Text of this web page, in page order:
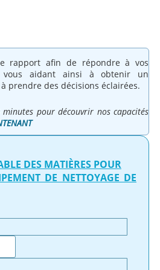
rapport afin de répondre à vos
vous aidant ainsi à obtenir un
prendre des décisions éclairées.
pour découvrir nos capacités
DES MATIÈRES POUR
DE NETTOYAGE DE